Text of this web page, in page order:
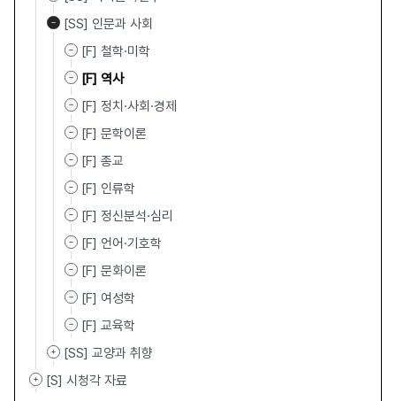
[SS] 인문과 사회
[F] 철학·미학
[F] 역사
[F] 정치·사회·경제
[F] 문학이론
[F] 종교
[F] 인류학
[F] 정신분석·심리
[F] 언어·기호학
[F] 문화이론
[F] 여성학
[F] 교육학
[SS] 교양과 취향
[S] 시청각 자료